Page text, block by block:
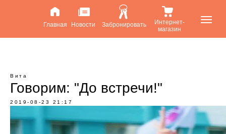
Главная Новости Забронировать
Интернет-
магазин
Вита
Говорим: "До встречи!"
2019-08-23 21:17